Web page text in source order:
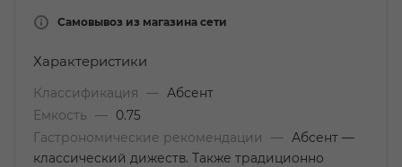
Самовывоз из магазина сети
Характеристики
Классификация —
Абсент
Емкость
—
0.75
Гастрономические рекомендации
—
Абсент —
классический дижеств. Также традиционно